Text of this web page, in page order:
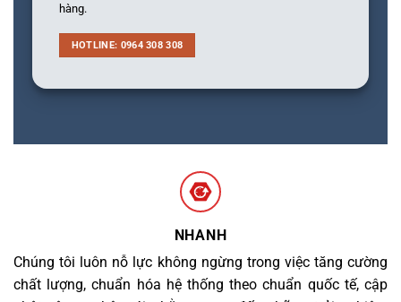
hàng.
HOTLINE: 0964 308 308
NHANH
Chúng tôi luôn nỗ lực không ngừng trong việc tăng cường
chất lượng, chuẩn hóa hệ thống theo chuẩn quốc tế, cập